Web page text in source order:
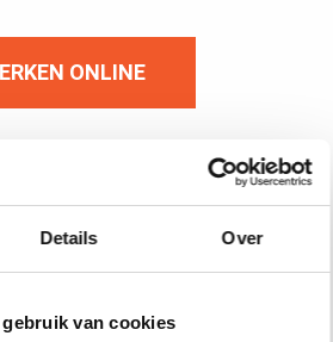
Details Over
van cookies
ONLINE